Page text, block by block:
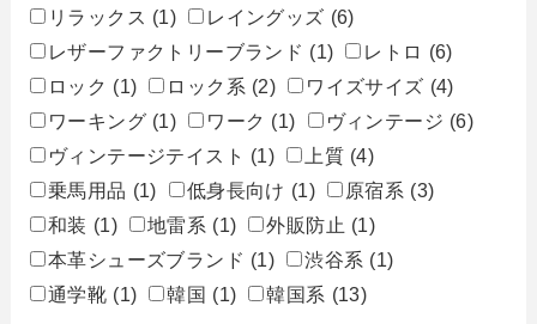
リラックス (1) レイングッズ (6)
レザーファクトリーブランド (1) レトロ (6)
ロック (1) ロック系 (2) ワイズサイズ (4)
ワーキング (1) ワーク (1) ヴィンテージ (6)
ヴィンテージテイスト (1) 上質 (4)
乗馬用品 (1) 低身長向け (1) 原宿系 (3)
和装 (1) 地雷系 (1) 外販防止 (1)
本革シューズブランド (1) 渋谷系 (1)
通学靴 (1) 韓国 (1) 韓国系 (13)